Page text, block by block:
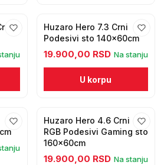
Huzaro Hero 7.3 Crni
Podesivi sto 140x60cm
19.900,00 RSD Na stanju
U korpu
Huzaro Hero 4.6 Crni
RGB Podesivi Gaming sto
160x60cm
19.900,00 RSD Na stanju